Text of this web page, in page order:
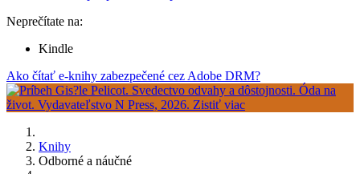
Neprečítate na:
Kindle
Ako čítať e-knihy zabezpečené cez Adobe DRM?
Knihy
Odborné a náučné